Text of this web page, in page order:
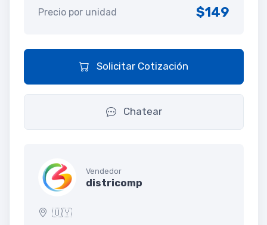
Precio por unidad $149
Solicitar Cotización
Chatear
Vendedor
districomp
🇺🇾